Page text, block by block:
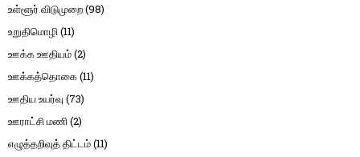
உள்ளூர் விடுமுறை(98)
உறுதிமொழி(11)
ஊக்க ஊதியம்(2)
ஊக்கத்தொகை(11)
ஊதிய உயர்வு (73)
ஊராட்சி மணி(2)
எழுத்தறிவுத் திட்டம்(11)